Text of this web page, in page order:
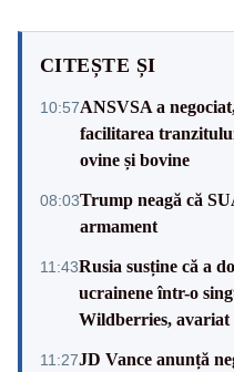
CITEȘTE ȘI
10:57ANSVSA a
facilitarea
ovine și bovine
08:03Trump neagă că
armament
11:43Rusia susține că a
ucrainene într-o
Wildberries,
11:27JD Vance anunță